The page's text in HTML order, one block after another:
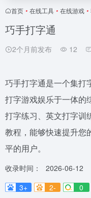
首页 • 在线工具 • 在线游戏 •
巧手打字通
2个月前发布 12
巧手打字通是一个集打
打字游戏娱乐于一体的
打字练习、英文打字训
教程，能够快速提升您
平的用户。
收录时间：
2026-06-12
3+
2- 0